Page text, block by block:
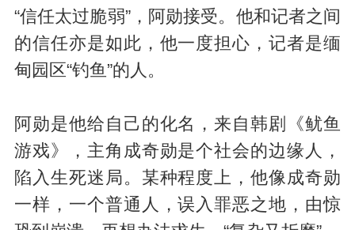
“信任太过脆弱”，阿勋接受。他和记者之间
的信任亦是如此，他一度担心，记者是缅
甸园区“钓鱼”的人。
阿勋是他给自己的化名，来自韩剧《鱿鱼
游戏》，主角成奇勋是个社会的边缘人，
陷入生死迷局。某种程度上，他像成奇勋
一样，一个普通人，误入罪恶之地，由惊